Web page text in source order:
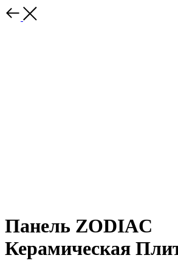
Панель ZODIAC
Керамическая